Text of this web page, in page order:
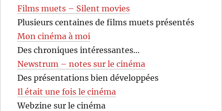
Films muets – Silent movies
Plusieurs centaines de films muets présentés
Mon cinéma à moi
Des chroniques intéressantes…
Newstrum – notes sur le cinéma
Des présentations bien développées
Il était une fois le cinéma
Webzine sur le cinéma